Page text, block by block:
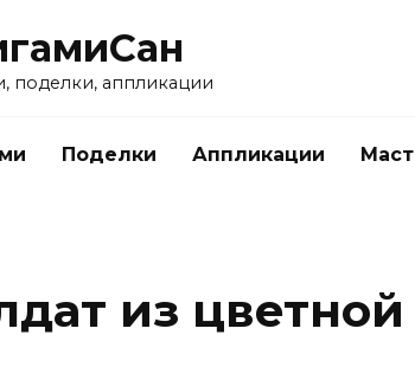
поделки, аппликации
Поделки Аппликации
из